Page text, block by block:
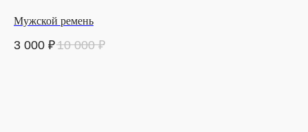
Мужской ремень
3 000 ₽10 000 ₽